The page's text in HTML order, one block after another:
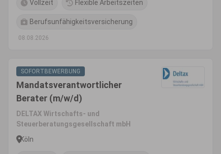
Vollzeit Flexible Arbeitszeiten
Berufsunfähigkeitsversicherung
08.08.2026
SOFORTBEWERBUNG
Mandatsverantwortlicher
Berater (m/w/d)
DELTAX Wirtschafts- und
Steuerberatungsgesellschaft mbH
Köln